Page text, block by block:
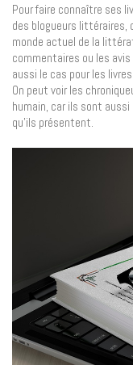
Pour faire connaître ses
des blogueurs littéraires,
monde actuel de la
commentaires ou les
aussi le cas pour les livres.
On peut voir les
humain, car ils sont
qu’ils présentent.